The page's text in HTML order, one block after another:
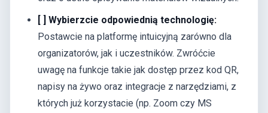
[ ] Wybierzcie odpowiednią technologię:
Postawcie na platformę intuicyjną zarówno dla
organizatorów, jak i uczestników. Zwróćcie
uwagę na funkcje takie jak dostęp przez kod QR,
napisy na żywo oraz integracje z narzędziami, z
których już korzystacie (np. Zoom czy MS